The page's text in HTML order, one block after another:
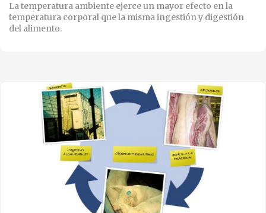
La temperatura ambiente ejerce un mayor efecto en la
temperatura corporal que la misma ingestión y digestión
del alimento.